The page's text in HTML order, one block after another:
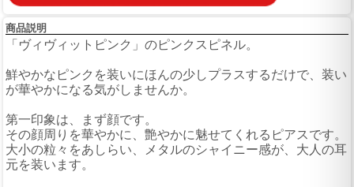
商品説明
「ヴィヴィットピンク」のピンクスピネル。
鮮やかなピンクを装いにほんの少しプラスするだけで、装い
が華やかになる気がしませんか。
第一印象は、まず顔です。
その顔周りを華やかに、艶やかに魅せてくれるピアスです。
大小の粒々をあしらい、メタルのシャイニー感が、大人の耳
元を装います。